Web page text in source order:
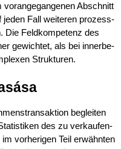
Abschnitt
jeden Fall weite­ren prozess­
Die Feldkom­pe­tenz des
gewich­tet, als bei inner­be­
Strukturen.
beglei­ten
des zu verkau­fen­
vorhe­ri­gen Teil erwähn­ten